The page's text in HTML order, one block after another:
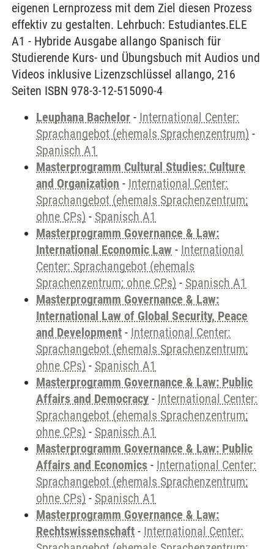
eigenen Lernprozess mit dem Ziel diesen Prozess
effektiv zu gestalten. Lehrbuch: Estudiantes.ELE
A1 - Hybride Ausgabe allango Spanisch für
Studierende Kurs- und Übungsbuch mit Audios und
Videos inklusive Lizenzschlüssel allango, 216
Seiten ISBN 978-3-12-515090-4
Leuphana Bachelor - International Center:
Sprachangebot (ehemals Sprachenzentrum) -
Spanisch A1
Masterprogramm Cultural Studies: Culture
and Organization - International Center:
Sprachangebot (ehemals Sprachenzentrum;
ohne CPs) - Spanisch A1
Masterprogramm Governance & Law:
International Economic Law - International
Center: Sprachangebot (ehemals
Sprachenzentrum; ohne CPs) - Spanisch A1
Masterprogramm Governance & Law:
International Law of Global Security, Peace
and Development - International Center:
Sprachangebot (ehemals Sprachenzentrum;
ohne CPs) - Spanisch A1
Masterprogramm Governance & Law: Public
Affairs and Democracy - International Center:
Sprachangebot (ehemals Sprachenzentrum;
ohne CPs) - Spanisch A1
Masterprogramm Governance & Law: Public
Affairs and Economics - International Center:
Sprachangebot (ehemals Sprachenzentrum;
ohne CPs) - Spanisch A1
Masterprogramm Governance & Law:
Rechtswissenschaft - International Center: